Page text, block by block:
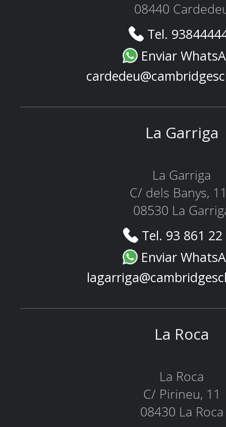
08440
Tel.
Enviar
La Garriga
La Garriga
C/ dels Banys,
08530 La
Tel. 93 861
Enviar
La Roca
La Roca
C/ Pirineu, 11
08430 La Roca